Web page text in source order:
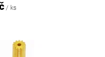
/ ks